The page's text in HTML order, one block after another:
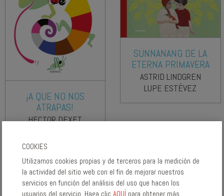
¡A QUE NO NOS
ATRAPAS!
HECTOR DEXET
SUNNANANG DE LA
ETERNA PRIMAVERA
ASTRID LINDGREN
LUPE ESTÉVEZ
COOKIES
Utilizamos cookies propias y de terceros para la medición de
la actividad del sitio web con el fin de mejorar nuestros
servicios en función del análisis del uso que hacen los
usuarios del servicio. Haga clicAQUÍ para obtener más